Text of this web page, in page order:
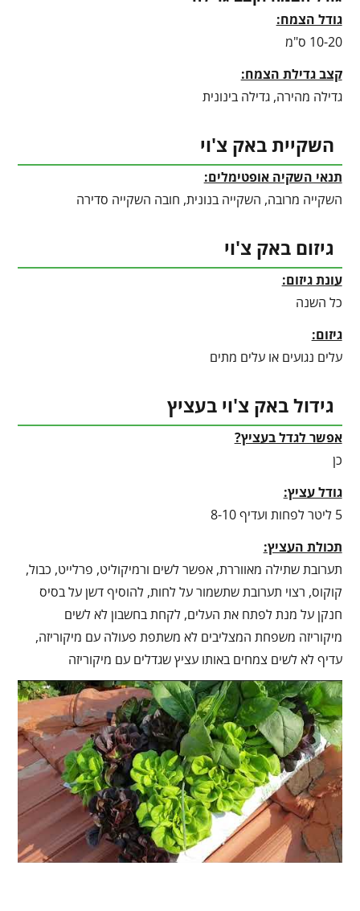
גודל הצמח:
10-20 ס"מ
קצב גדילת הצמח:
גדילה מהירה, גדילה בינונית
השקיית באק צ'וי
תנאי השקיה אופטימלים:
השקייה מרובה, השקייה בנונית, חובה השקייה סדירה
גיזום באק צ'וי
עונת גיזום:
כל השנה
גיזום:
עלים נגועים או עלים מתים
גידול באק צ'וי בעציץ
אפשר לגדל בעציץ?
כן
גודל עציץ:
5 ליטר לפחות ועדיף 8-10
תכולת העציץ:
תערובת שתילה מאווררת, אפשר לשים ורמיקוליט, פרלייט, כבול,
קוקוס, רצוי תערובת שתשמור על לחות, להוסיף דשן על בסיס
חנקן על מנת לפתח את העלים, לקחת בחשבון לא לשים
מיקוריזה משפחת המצליבים לא משתפת פעולה עם מיקוריזה,
עדיף לא לשים צמחים באותו עציץ שגדלים עם מיקוריזה